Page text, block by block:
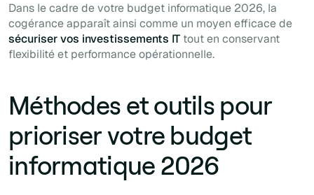
Dans le cadre de votre budget informatique 2026, la
cogérance apparaît ainsi comme un moyen efficace de
sécuriser vos investissements IT tout en conservant
flexibilité et performance opérationnelle.
Méthodes et outils pour
prioriser votre budget
informatique 2026